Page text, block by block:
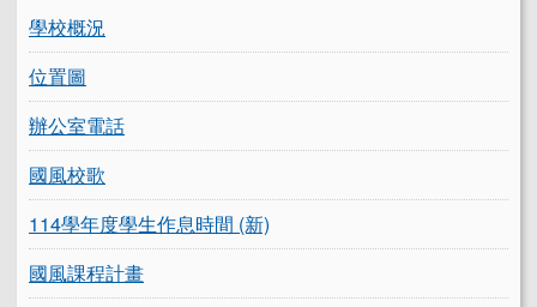
學校概況
位置圖
辦公室電話
國風校歌
114學年度學生作息時間 (新)
國風課程計畫